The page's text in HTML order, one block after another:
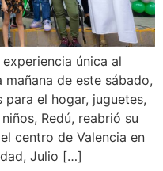
única al
de este sábado,
el hogar, juguetes,
Redú, reabrió su
centro de Valencia en
Julio […]